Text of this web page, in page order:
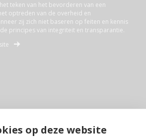
op deze website
teken van het bevorderen van een
optreden van de overheid en
zij zich niet baseren op feiten en kennis
principes van integriteit en transparantie.